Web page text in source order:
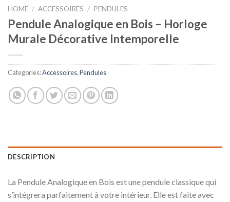
HOME / ACCESSOIRES / PENDULES
Pendule Analogique en Bois – Horloge
Murale Décorative Intemporelle
Categories:Accessoires,Pendules
DESCRIPTION
La Pendule Analogique en Bois est une pendule classique qui
s’intégrera parfaitement à votre intérieur. Elle est faite avec